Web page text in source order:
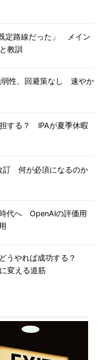
定路線だった」 メイン
教訓
弱性、回避策なし 速やか
する？ IPAが夏季休暇
訂 何が必須になるのか
代へ OpenAIの評価用
うやれば成功する？
変える道筋